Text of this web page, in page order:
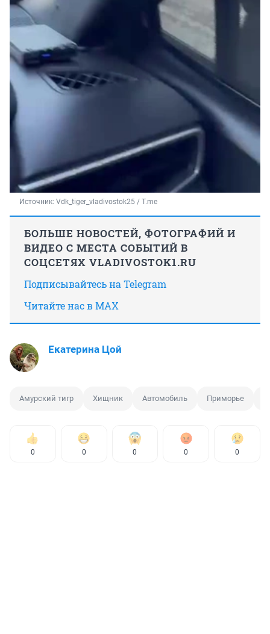
Источник: Vdk_tiger_vladivostok25 / T.me
БОЛЬШЕ НОВОСТЕЙ, ФОТОГРАФИЙ И
ВИДЕО С МЕСТА СОБЫТИЙ В
СОЦСЕТЯХ VLADIVOSTOK1.RU
Подписывайтесь на Telegram
Читайте нас в MAX
Екатерина Цой
Амурский тигр Хищник Автомобиль Приморье
0 0 0 0 0